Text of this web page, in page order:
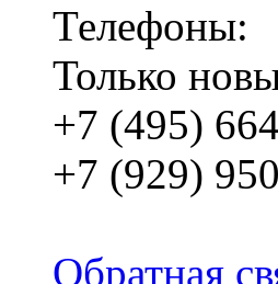
Телефоны:
Только
+7 (495)
+7 (929)
Обратная